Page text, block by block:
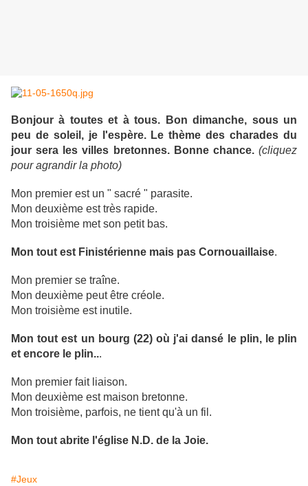
Bonjour à toutes et à tous. Bon dimanche, sous un
peu de soleil, je l'espère. Le thème des charades du
jour sera les villes bretonnes. Bonne chance. (cliquez
pour agrandir la photo)
Mon premier est un " sacré " parasite.
Mon deuxième est très rapide.
Mon troisième met son petit bas.
Mon tout est Finistérienne mais pas Cornouaillaise.
Mon premier se traîne.
Mon deuxième peut être créole.
Mon troisième est inutile.
Mon tout est un bourg (22) où j'ai dansé le plin, le plin
et encore le plin...
Mon premier fait liaison.
Mon deuxième est maison bretonne.
Mon troisième, parfois, ne tient qu'à un fil.
Mon tout abrite l'église N.D. de la Joie.
#Jeux